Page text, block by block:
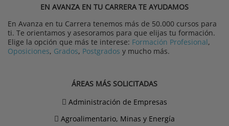
EN AVANZA EN TU CARRERA TE AYUDAMOS
En Avanza en tu Carrera tenemos más de 50.000 cursos para
ti. Te orientamos y asesoramos para que elijas tu formación.
Elige la opción que más te interese: Formación Profesional,
Oposiciones, Grados, Postgrados y mucho más.
ÁREAS MÁS SOLICITADAS
Administración de Empresas
Agroalimentario, Minas y Energía